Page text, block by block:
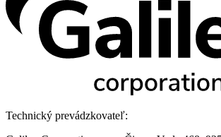
Technický prevádzkovateľ: